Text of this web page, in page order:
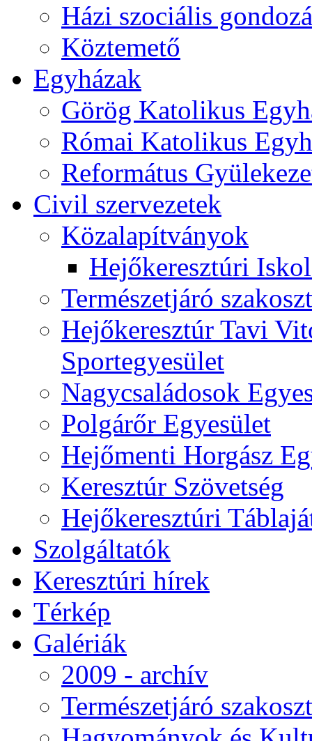
Házi szociális
Köztemető
Egyházak
Görög Katolikus
Római Katolikus
Református
Civil szervezetek
Közalapítványok
Hejőkeresztúri
Természetjáró
Hejőkeresztúr Tavi
Sportegyesület
Nagycsaládosok
Polgárőr Egyesület
Hejőmenti Horgász
Keresztúr Szövetség
Hejőkeresztúri
Szolgáltatók
Keresztúri hírek
Térkép
Galériák
2009 - archív
Természetjáró